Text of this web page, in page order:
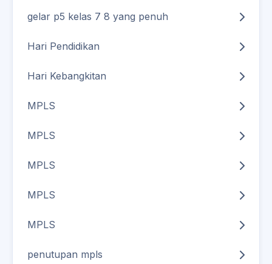
gelar p5 kelas 7 8 yang penuh
Hari Pendidikan
Hari Kebangkitan
MPLS
MPLS
MPLS
MPLS
MPLS
penutupan mpls